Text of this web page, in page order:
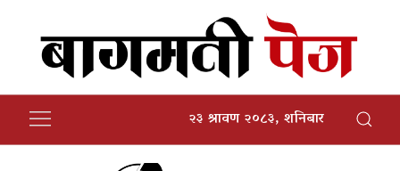
२३ श्रावण २०८३, शनिबार